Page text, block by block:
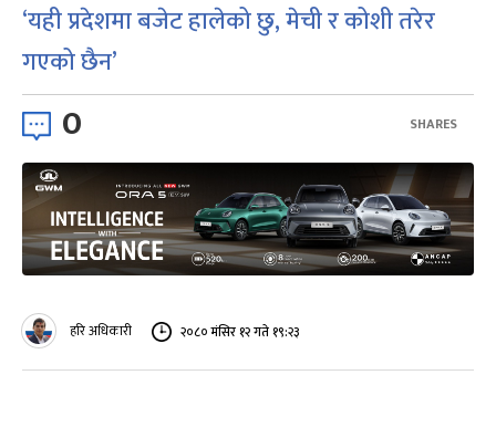
‘यही प्रदेशमा बजेट हालेको छु, मेची र कोशी तरेर
गएको छैन’
0 SHARES
हरि अधिकारी २०८० मंसिर १२ गते १९:२३